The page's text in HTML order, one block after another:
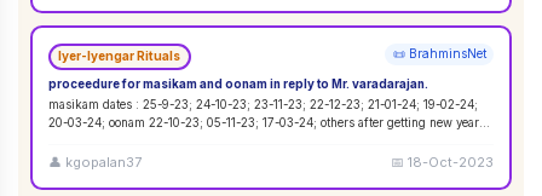
Iyer-Iyengar Rituals 📜 BrahminsNet
proceedure for masikam and oonam in reply to Mr. varadarajan.
masikam dates : 25-9-23; 24-10-23; 23-11-23; 22-12-23; 21-01-24; 19-02-24;
20-03-24; oonam 22-10-23; 05-11-23; 17-03-24; others after getting new year...
👤 kgopalan37 📅18-Oct-2023